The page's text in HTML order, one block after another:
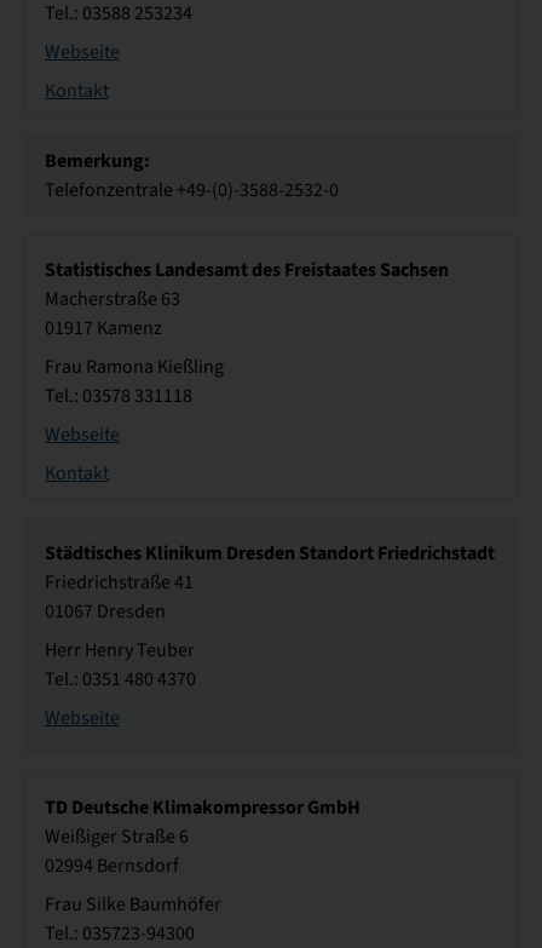
Tel.: 03588 253234
Webseite
Kontakt
Bemerkung:
Telefonzentrale +49-(0)-3588-2532-0
Statistisches Landesamt des Freistaates Sachsen
Macherstraße 63
01917 Kamenz
Frau Ramona Kießling
Tel.: 03578 331118
Webseite
Kontakt
Städtisches Klinikum Dresden Standort Friedrichstadt
Friedrichstraße 41
01067 Dresden
Herr Henry Teuber
Tel.: 0351 480 4370
Webseite
TD Deutsche Klimakompressor GmbH
Weißiger Straße 6
02994 Bernsdorf
Frau Silke Baumhöfer
Tel.: 035723-94300